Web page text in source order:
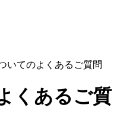
いてのよくあるご質問
くあるご質